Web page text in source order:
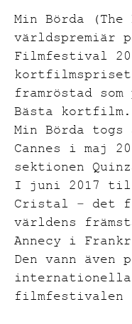
Min Börda (The
världspremiär
Filmfestival
kortfilmspriset
framröstad
Bästa kortfilm.
Min Börda
Cannes i maj
sektionen
I juni 2017
Cristal – det
världens
Annecy i
Den vann
filmfestivalen